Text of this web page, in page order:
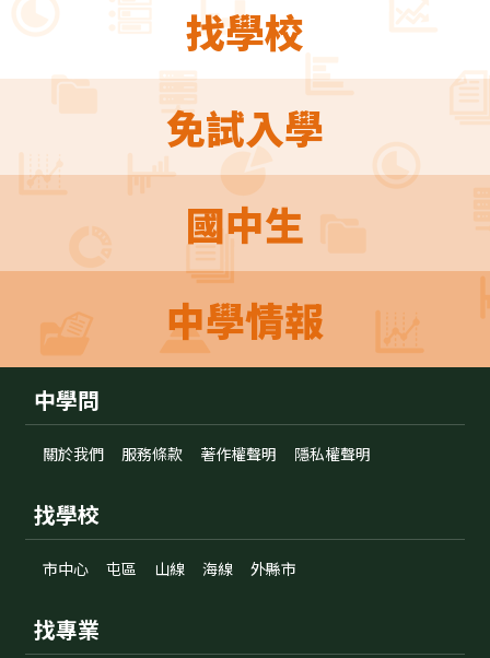
找學校
免試入學
國中生
中學情報
中學問
關於我們 服務條款 著作權聲明 隱私權聲明
找學校
市中心 屯區 山線 海線 外縣市
找專業